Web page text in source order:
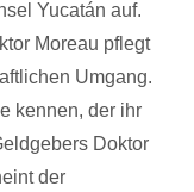
Yucatán auf.
Moreau pflegt
Umgang.
kennen, der ihr
Doktor
der